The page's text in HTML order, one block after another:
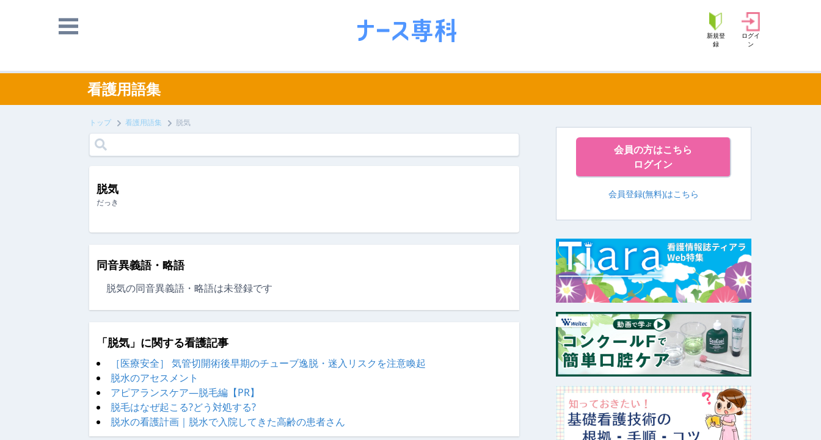
新規登
録
ログイ
ン
看護用語集
トップ 看護用語集 脱気
脱気
だっき
同音異義語・略語
脱気の同音異義語・略語は未登録です
「脱気」に関する看護記事
［医療安全］ 気管切開術後早期のチューブ逸脱・迷入リスクを注意喚起
脱水のアセスメント
アピアランスケア―脱毛編【PR】
脱毛はなぜ起こる?どう対処する?
脱水の看護計画｜脱水で入院してきた高齢の患者さん
会員の方はこちら
ログイン
会員登録(無料)はこちら